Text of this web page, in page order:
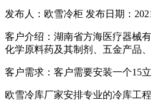
发布人： 欧雪冷柜 发布日期：
客户介绍：湖南省方海医疗器械
化学原料药及其制剂、五金产品
客户需求：客户需要安装一个15
欧雪冷库厂家安排专业的冷库工